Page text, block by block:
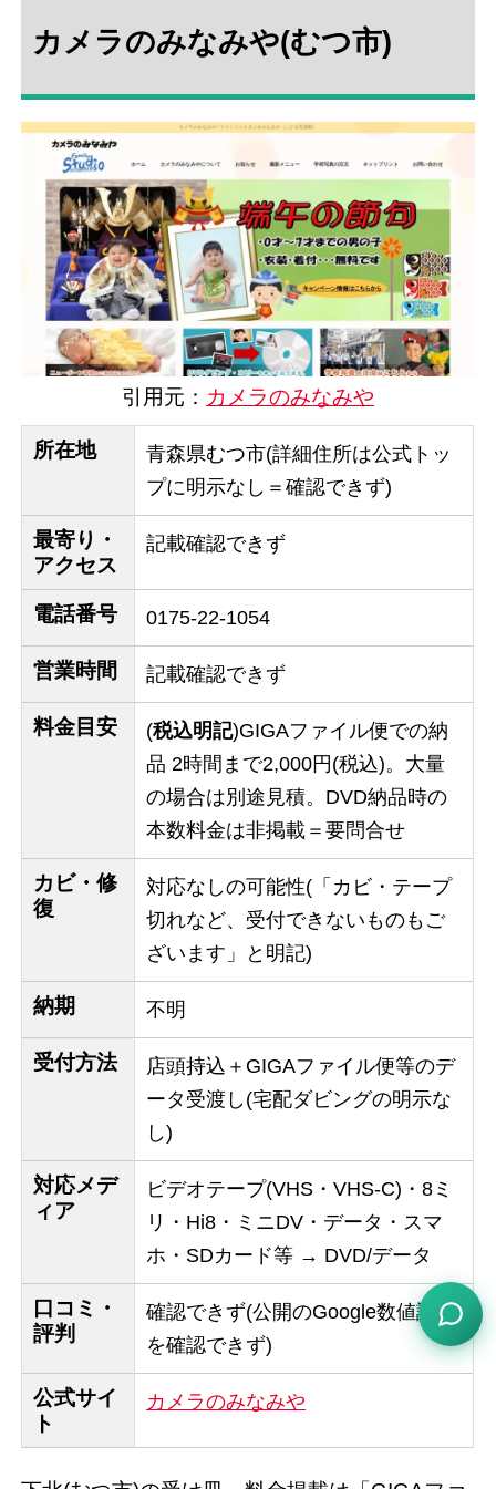
カメラのみなみや(むつ市)
引用元： カメラのみなみや
所在地
青森県むつ市(詳細住所は公式トッ
プに明示なし＝確認できず)
最寄り・
アクセス
記載確認できず
電話番号 0175-22-1054
営業時間 記載確認できず
料金目安 (税込明記)GIGAファイル便での納
品 2時間まで2,000円(税込)。大量
の場合は別途見積。DVD納品時の
本数料金は非掲載＝要問合せ
カビ・修
復
対応なしの可能性(「カビ・テープ
切れなど、受付できないものもご
ざいます」と明記)
納期 不明
受付方法
店頭持込＋GIGAファイル便等のデ
ータ受渡し(宅配ダビングの明示な
し)
対応メデ
ィア
ビデオテープ(VHS・VHS-C)・8ミ
リ・Hi8・ミニDV・データ・スマ
ホ・SDカード等 → DVD/データ
口コミ・
評判
確認できず(公開のGoogle数値評価
を確認できず)
公式サイ
ト
カメラのみなみや